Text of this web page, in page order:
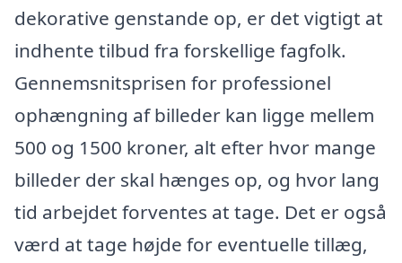
dekorative genstande op, er det vigtigt at
indhente tilbud fra forskellige fagfolk.
Gennemsnitsprisen for professionel
ophængning af billeder kan ligge mellem
500 og 1500 kroner, alt efter hvor mange
billeder der skal hænges op, og hvor lang
tid arbejdet forventes at tage. Det er også
værd at tage højde for eventuelle tillæg,